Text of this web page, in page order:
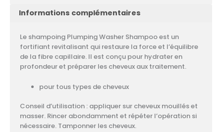
Informations complémentaires
Le shampoing Plumping Washer Shampoo est un
fortifiant revitalisant qui restaure la force et l’équilibre
de la fibre capillaire. Il est conçu pour hydrater en
profondeur et préparer les cheveux aux traitement.
pour tous types de cheveux
Conseil d’utilisation : appliquer sur cheveux mouillés et
masser. Rincer abondamment et répéter l’opération si
nécessaire. Tamponner les cheveux.